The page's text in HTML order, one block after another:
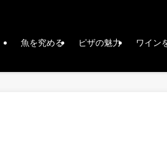
魚を究める ピザの魅力 ワイン